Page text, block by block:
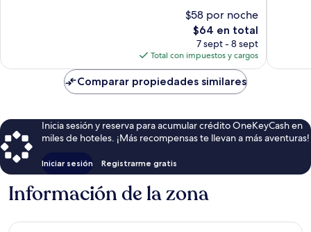
$58 por noche
El
precio
actual
es
de
$64
$64 en total
7 sept - 8 sept
Total con impuestos y cargos
Comparar propiedades similares
Inicia sesión y reserva para acumular crédito OneKeyCash en
miles de hoteles. ¡Más recompensas te llevan a más aventuras!
Iniciar sesión Registrarme gratis
Información de la zona